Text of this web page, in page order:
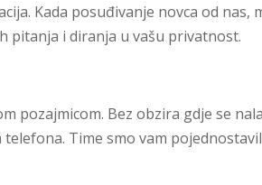
Kada posuđivanje novca od nas,
pitanja i diranja u vašu privatnost.
pozajmicom. Bez obzira gdje se
Time smo vam